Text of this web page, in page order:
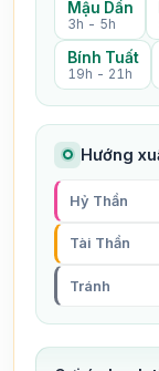
Mậu Dần
3h - 5h
Bính Tuất
19h - 21h
Hướng
Hỷ Thần
Tài Thần
Tránh